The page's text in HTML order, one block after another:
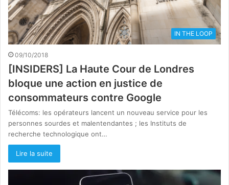
IN THE LOOP
09/10/2018
[INSIDERS] La Haute Cour de Londres
bloque une action en justice de
consommateurs contre Google
Télécoms: les opérateurs lancent un nouveau service pour les
personnes sourdes et malentendantes ; les Instituts de
recherche technologique ont…
Lire la suite